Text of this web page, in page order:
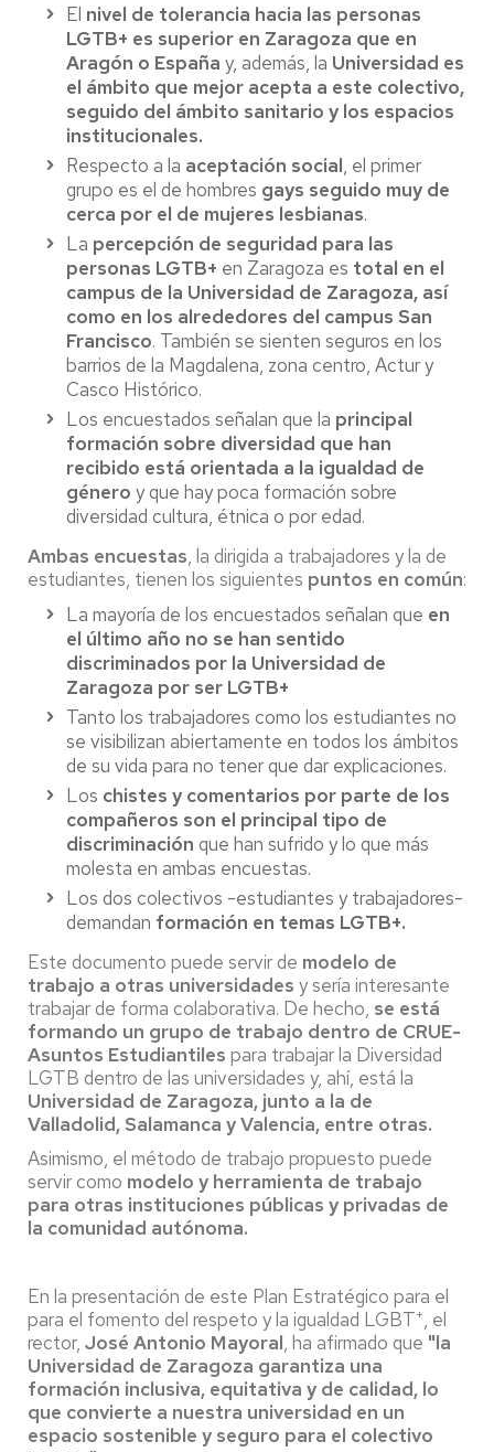
El nivel de tolerancia hacia las personas
LGTB+ es superior en Zaragoza que en
Aragón o España y, además, la Universidad es
el ámbito que mejor acepta a este colectivo,
seguido del ámbito sanitario y los espacios
institucionales.
Respecto a la aceptación social, el primer
grupo es el de hombres gays seguido muy de
cerca por el de mujeres lesbianas.
La percepción de seguridad para las
personas LGTB+ en Zaragoza es total en el
campus de la Universidad de Zaragoza, así
como en los alrededores del campus San
Francisco. También se sienten seguros en los
barrios de la Magdalena, zona centro, Actur y
Casco Histórico.
Los encuestados señalan que la principal
formación sobre diversidad que han
recibido está orientada a la igualdad de
género y que hay poca formación sobre
diversidad cultura, étnica o por edad.
Ambas encuestas, la dirigida a trabajadores y la de
estudiantes, tienen los siguientes puntos en común:
La mayoría de los encuestados señalan que en
el último año no se han sentido
discriminados por la Universidad de
Zaragoza por ser LGTB+
Tanto los trabajadores como los estudiantes no
se visibilizan abiertamente en todos los ámbitos
de su vida para no tener que dar explicaciones.
Los chistes y comentarios por parte de los
compañeros son el principal tipo de
discriminación que han sufrido y lo que más
molesta en ambas encuestas.
Los dos colectivos -estudiantes y trabajadores-
demandan formación en temas LGTB+.
Este documento puede servir de modelo de
trabajo a otras universidades y sería interesante
trabajar de forma colaborativa. De hecho, se está
formando un grupo de trabajo dentro de CRUE-
Asuntos Estudiantiles para trabajar la Diversidad
LGTB dentro de las universidades y, ahí, está la
Universidad de Zaragoza, junto a la de
Valladolid, Salamanca y Valencia, entre otras.
Asimismo, el método de trabajo propuesto puede
servir como modelo y herramienta de trabajo
para otras instituciones públicas y privadas de
la comunidad autónoma.
En la presentación de este Plan Estratégico para el
para el fomento del respeto y la igualdad LGBT+, el
rector, José Antonio Mayoral, ha afirmado que "la
Universidad de Zaragoza garantiza una
formación inclusiva, equitativa y de calidad, lo
que convierte a nuestra universidad en un
espacio sostenible y seguro para el colectivo